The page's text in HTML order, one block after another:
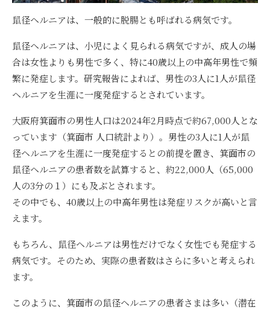
鼠径ヘルニアは、一般的に脱腸とも呼ばれる病気です。
鼠径ヘルニアは、小児によく見られる病気ですが、成人の場
合は女性よりも男性で多く、特に40歳以上の中高年男性で頻
繁に発症します。研究報告によれば、 男性の3人に1人が鼠径
ヘルニアを生涯に一度発症する とされています。
大阪府箕面市の男性人口は2024年2月時点で約67,000人とな
っています（箕面市 人口統計より）。男性の3人に1人が鼠
径ヘルニアを生涯に一度発症するとの前提を置き、 箕面市の
鼠径ヘルニアの患者数を試算すると、約22,000人（65,000
人の3分の１）にも及ぶとされます。
その中でも、40歳以上の中高年男性は発症リスクが高いと言
えます。
もちろん、鼠径ヘルニアは男性だけでなく女性でも発症する
病気です。そのため、実際の患者数はさらに多いと考えられ
ます。
このように、 箕面市の鼠径ヘルニアの患者さまは多い（潜在